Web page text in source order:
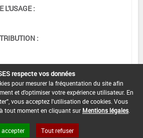
L'USAGE :
:
respecte vos données
pour mesurer la fréquentation du site afin
et d'optimiser votre expérience utilisateur. En
vous acceptez l'utilisation de cookies. Vous
tout moment en cliquant sur Mentions légales
Tout refuser